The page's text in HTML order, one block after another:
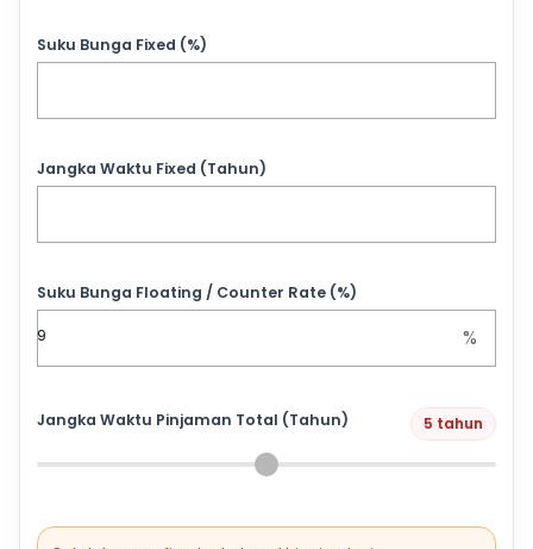
Suku Bunga Fixed (%)
Jangka Waktu Fixed (Tahun)
Suku Bunga Floating / Counter Rate (%)
%
Jangka Waktu Pinjaman Total (Tahun) 5 tahun